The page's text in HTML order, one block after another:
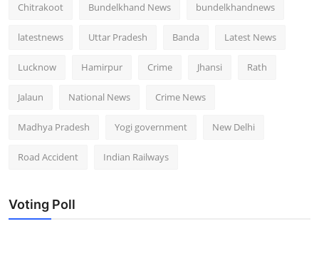
Chitrakoot Bundelkhand News bundelkhandnews
latestnews Uttar Pradesh Banda Latest News
Lucknow Hamirpur Crime Jhansi Rath
Jalaun National News Crime News
Madhya Pradesh Yogi government New Delhi
Road Accident Indian Railways
Voting Poll